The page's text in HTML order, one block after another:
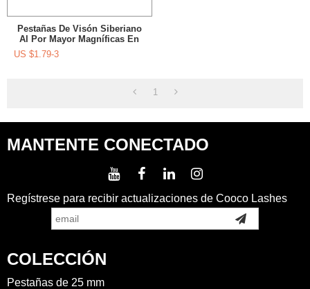
Pestañas De Visón Siberiano
Al Por Mayor Magníficas En
US $1.79-3
1
MANTENTE CONECTADO
Regístrese para recibir actualizaciones de Cooco Lashes
COLECCIÓN
Pestañas de 25 mm